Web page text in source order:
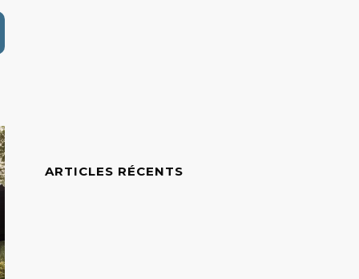
ARTICLES RÉCENTS